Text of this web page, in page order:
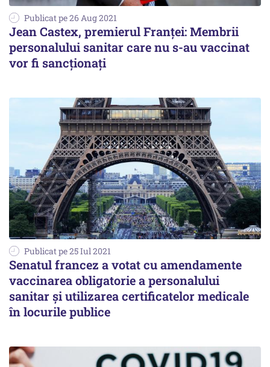
Publicat pe 26 Aug 2021
Jean Castex, premierul Franței: Membrii
personalului sanitar care nu s-au vaccinat
vor fi sancționați
Publicat pe 25 Iul 2021
Senatul francez a votat cu amendamente
vaccinarea obligatorie a personalului
sanitar și utilizarea certificatelor medicale
în locurile publice